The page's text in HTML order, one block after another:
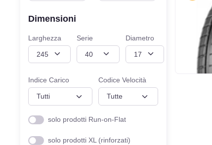
Dimensioni
Larghezza Serie Diametro
Indice Carico Codice Velocità
solo prodotti Run-on-Flat
solo prodotti XL (rinforzati)